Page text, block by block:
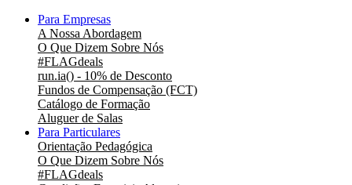
Para Empresas
A Nossa Abordagem
O Que Dizem Sobre Nós
#FLAGdeals
run.ia() - 10% de Desconto
Fundos de Compensação (FCT)
Catálogo de Formação
Aluguer de Salas
Para Particulares
Orientação Pedagógica
O Que Dizem Sobre Nós
#FLAGdeals